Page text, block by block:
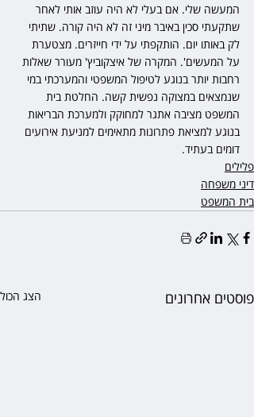
המעשה שלי. אם בעלי לא היה עוזב אותי לאחר
שתקעתי סכין באיבר מיני זה לא היה קורה. שתיתי
לק באותו יום. הותקפתי על ידי חייזרים. מצטערת
על המעשים'. המקרה של איצקוביץ' מעורר שאלות
רחבות יותר בנוגע לטיפול המשפטי והמערכתי במי
שנמצאים במצוקה נפשית קשה. החלטת בית
המשפט מציבה אתגר למחוקק ולמערכת הבריאות
בנוגע למציאת פתרונות מתאימים למניעת אירועים
דומים בעתיד.
פלילים
דיני משפחה
בית המשפט
פוסטים אחרונים הצג הכול